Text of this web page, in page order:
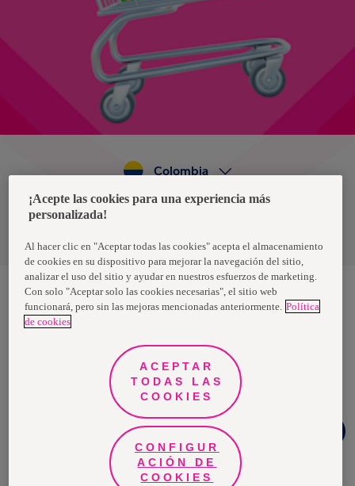
Política de privacidad de datos
Colombia
Nosotras, una marca de Essity - una compañía global líder en
higiene y salud. Cada día, mil millones de personas, en todo el
propósito es romper barreras por el bienestar en beneficio de
consumidores, pacientes, cuidadores, clientes y la sociedad en
general. Vendemos en aproximadamente 150 países bajo las
principales marcas globales TENA y Tork, así como otras marcas
como Actimove, Cutimed, JOBST, Knix, Leukoplast, Libero, Libresse,
Lotus, Modibodi, Nosotras, Saba, Tempo, TOM Organic y Zewa. En
2024, Essity tuvo ventas de aproximadamente 13 mil millones de
euros y empleó a 36,000 personas. La sede de la compañía está
ubicada en Estocolmo, Suecia, y Essity cotiza en Nasdaq Estocolmo.
Más información enwww.essity.com.
¡Acepte las cookies para una experiencia más
personalizada!
Al hacer clic en "Aceptar todas las cookies" acepta el almacenamiento
de cookies en su dispositivo para mejorar la navegación del sitio,
analizar el uso del sitio y ayudar en nuestros esfuerzos de marketing.
Con solo "Aceptar solo las cookies necesarias", el sitio web
funcionará, pero sin las mejoras mencionadas anteriormente. Política
de cookies
ACEPTAR
TODAS LAS
COOKIES
CONFIGUR
ACIÓN DE
COOKIES